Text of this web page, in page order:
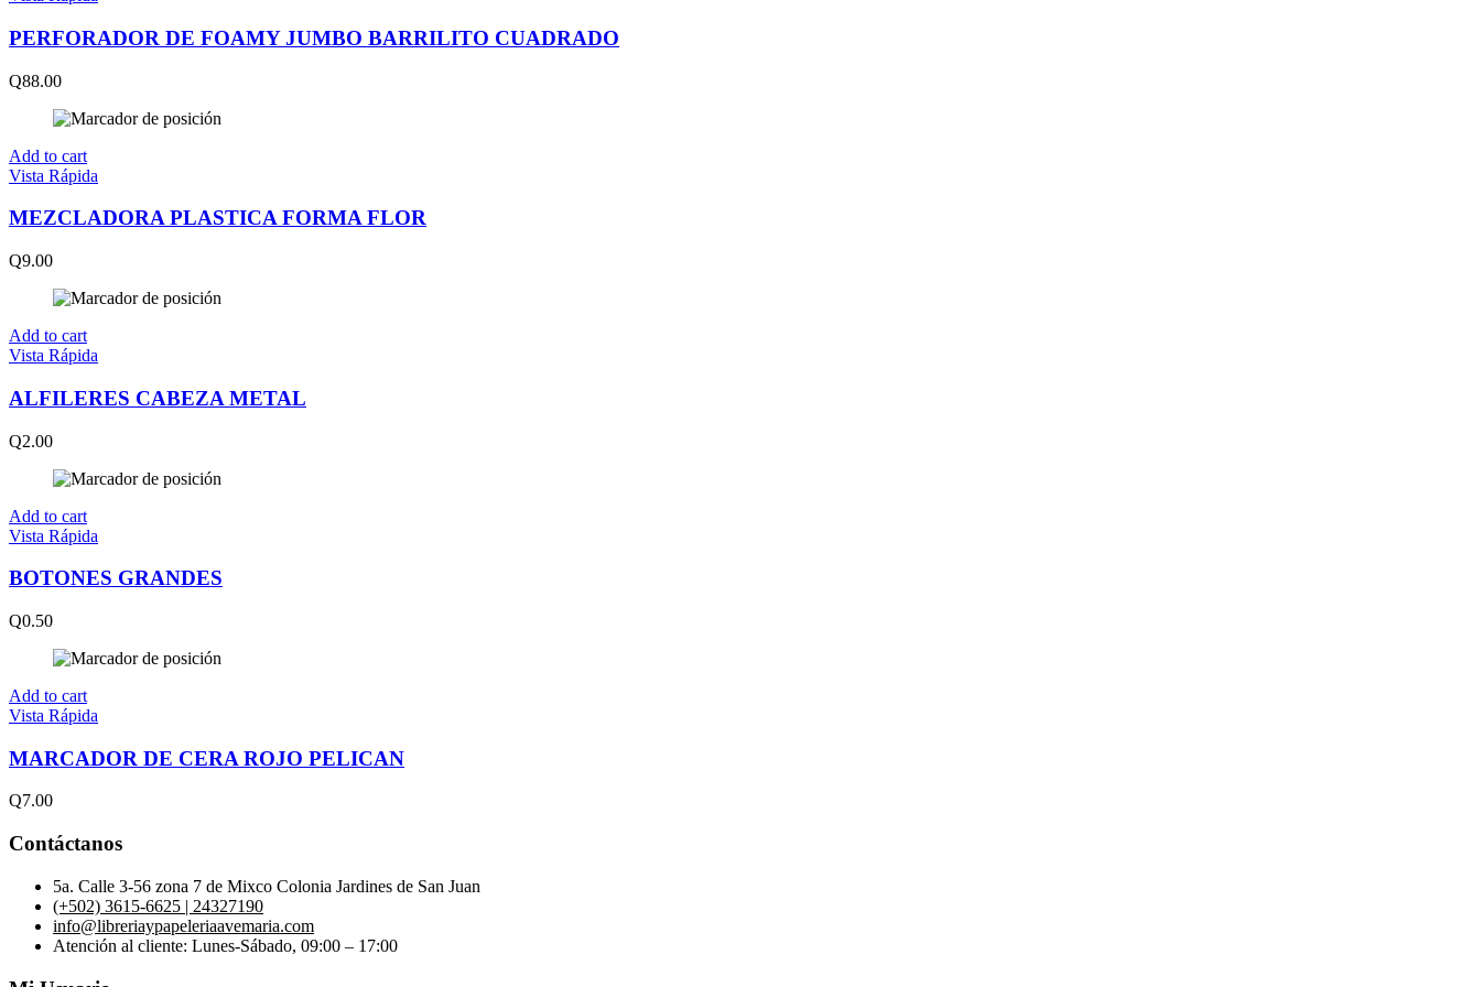
PERFORADOR DE FOAMY JUMBO BARRILITO CUADRADO
Q88.00
Add to cart
Vista Rápida
MEZCLADORA PLASTICA FORMA FLOR
Q9.00
Add to cart
Vista Rápida
ALFILERES CABEZA METAL
Q2.00
Add to cart
Vista Rápida
BOTONES GRANDES
Q0.50
Add to cart
Vista Rápida
MARCADOR DE CERA ROJO PELICAN
Q7.00
Contáctanos
5a. Calle 3-56 zona 7 de Mixco Colonia Jardines de San Juan
(+502) 3615-6625 | 24327190
info@libreriaypapeleriaavemaria.com
Atención al cliente: Lunes-Sábado, 09:00 – 17:00